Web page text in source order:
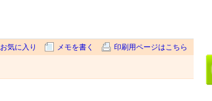
お気に入り メモを書く 印刷用ページはこちら